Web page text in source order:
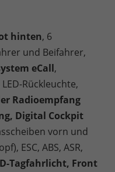
hinten, 6
und Beifahrer,
eCall,
Rückleuchte,
Radioempfang
Digital Cockpit
vorn und
ESC, ABS, ASR,
Tagfahrlicht, Front